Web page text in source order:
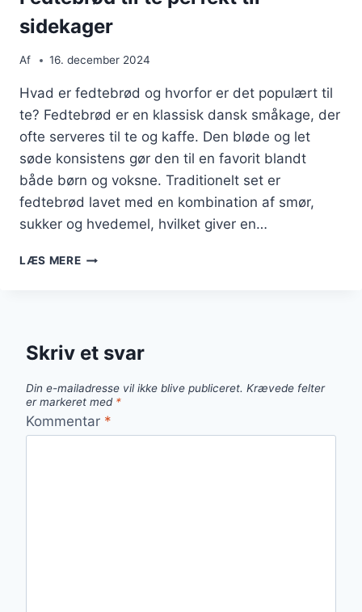
sidekager
Af 16. december 2024
Hvad er fedtebrød og hvorfor er det populært til
te? Fedtebrød er en klassisk dansk småkage, der
ofte serveres til te og kaffe. Den bløde og let
søde konsistens gør den til en favorit blandt
både børn og voksne. Traditionelt set er
fedtebrød lavet med en kombination af smør,
sukker og hvedemel, hvilket giver en…
LÆS MEREFEDTEBRØD
Skriv et svar
Din e-mailadresse vil ikke blive publiceret. Krævede felter
er markeret med *
Kommentar *